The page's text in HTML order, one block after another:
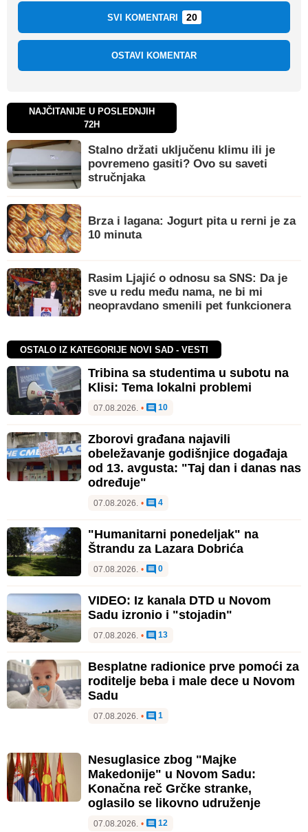
SVI KOMENTARI 20
OSTAVI KOMENTAR
NAJČITANIJE U POSLEDNJIH
72H
Stalno držati uključenu klimu ili je
povremeno gasiti? Ovo su saveti
stručnjaka
Brza i lagana: Jogurt pita u rerni je za
10 minuta
Rasim Ljajić o odnosu sa SNS: Da je
sve u redu među nama, ne bi mi
neopravdano smenili pet funkcionera
OSTALO IZ KATEGORIJE NOVI SAD - VESTI
Tribina sa studentima u subotu na
Klisi: Tema lokalni problemi
07.08.2026. • 10
Zborovi građana najavili
obeležavanje godišnjice događaja
od 13. avgusta: "Taj dan i danas nas
određuje"
07.08.2026. • 4
"Humanitarni ponedeljak" na
Štrandu za Lazara Dobrića
07.08.2026. • 0
VIDEO: Iz kanala DTD u Novom
Sadu izronio i "stojadin"
07.08.2026. • 13
Besplatne radionice prve pomoći za
roditelje beba i male dece u Novom
Sadu
07.08.2026. • 1
Nesuglasice zbog "Majke
Makedonije" u Novom Sadu:
Konačna reč Grčke stranke,
oglasilo se likovno udruženje
07.08.2026. • 12